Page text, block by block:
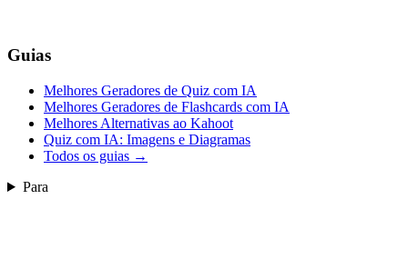
Guias
Melhores Geradores de Quiz com IA
Melhores Geradores de Flashcards com IA
Melhores Alternativas ao Kahoot
Quiz com IA: Imagens e Diagramas
Todos os guias →
Para